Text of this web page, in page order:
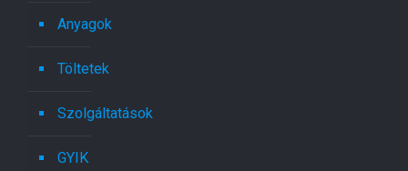
Anyagok
Töltetek
Szolgáltatások
GYIK